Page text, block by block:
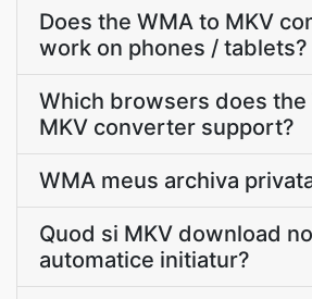
Does the WMA to MKV
work on phones / tablets?
Which browsers does the
MKV converter support?
WMA meus archiva
Quod si MKV download
automatice initiatur?